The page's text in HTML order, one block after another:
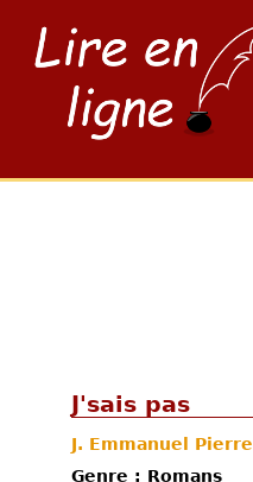
J'sais pas
J. Emmanuel Pierre
Genre : Romans